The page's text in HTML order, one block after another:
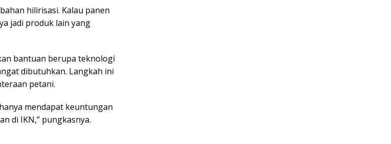
hilirisasi. Kalau panen
jadi produk lain yang
bantuan berupa teknologi
dibutuhkan. Langkah ini
petani.
mendapat keuntungan
di IKN,” pungkasnya.